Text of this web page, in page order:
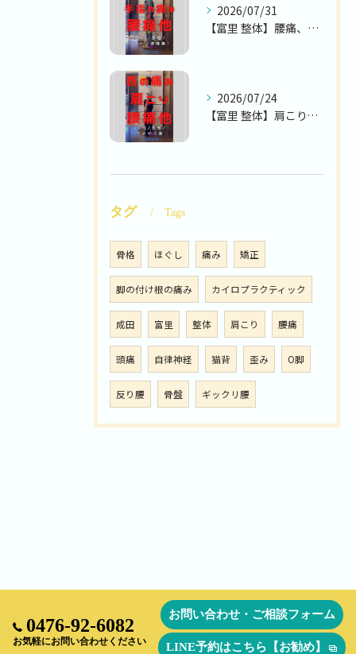
2026/07/31
【富里 整体】腰痛、首の痛み、手指の痛み 他/70代男性/パ...
2026/07/24
【富里 整体】肩こり、腰痛、首の痛み 他/30代女性/サービ...
タグ Tags
骨格 ほぐし 痛み 矯正
脚の付け根の痛み カイロプラクティック
成田 富里 整体 肩こり 腰痛
頭痛 自律神経 猫背 歪み O脚
反り腰 骨盤 ギックリ腰
0476-92-6082
お気軽にお問い合わせください
お問い合わせ・ご相談フォーム
LINE予約はこちら【お勧め】